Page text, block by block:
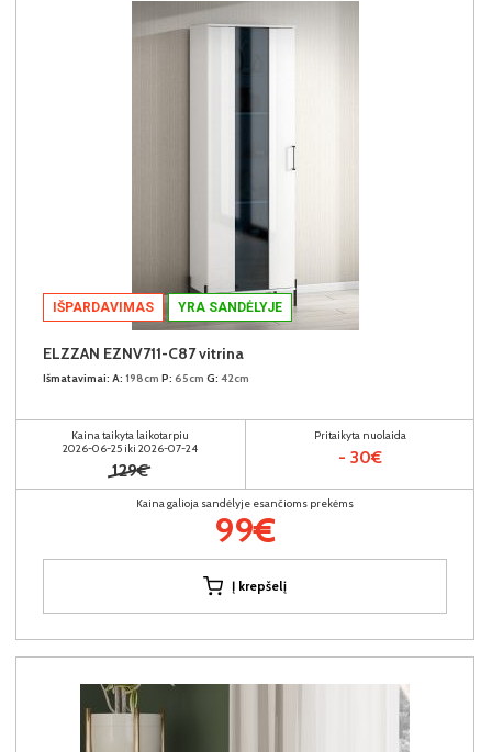
IŠPARDAVIMAS YRA SANDĖLYJE
ELZZAN EZNV711-C87 vitrina
Išmatavimai: A: 198cm P: 65cm G: 42cm
Kaina taikyta laikotarpiu
2026-06-25 iki 2026-07-24
129€
Pritaikyta nuolaida
- 30€
Kaina galioja sandėlyje esančioms prekėms
99€
Į krepšelį